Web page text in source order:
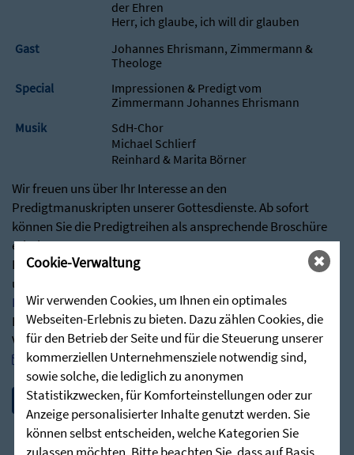
der Ehren
Herr, ich glaube, ich will dir glauben
Gast
Johannes Ehrismann, Zimmermann &
Theologe
Special
Impressionen & Predigt vom
Zimmermann Johannes Ehrismann
Musik
SdH-Chor
Michael Schlierf
Reinhard & Marita Börner
Wir freuen uns über Ihr Interesse an den
Predigtmanuskripten unserer Gottesdienste. Ab sofort
können Sie die Predigtreihen als ansprechende Broschüre
erhalten.
Besuchen Sie hierfür gerne über nachstehenden Link
unseren Shop:
Predigten - Die Zieglerschen (stunde-des-hoechsten.de)
Bei Rückfragen stehen wir Ihnen jederzeit sehr gerne zur
Verfügung:
post@stunde-des-hoechsten.de
Cookie-Verwaltung
Wir verwenden Cookies, um Ihnen ein optimales
Webseiten-Erlebnis zu bieten. Dazu zählen Cookies, die
für den Betrieb der Seite und für die Steuerung unserer
kommerziellen Unternehmensziele notwendig sind,
sowie solche, die lediglich zu anonymen
Statistikzwecken, für Komforteinstellungen oder zur
Anzeige personalisierter Inhalte genutzt werden. Sie
können selbst entscheiden, welche Kategorien Sie